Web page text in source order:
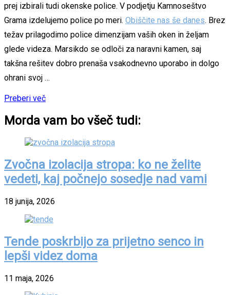
prej izbirali tudi okenske police. V podjetju Kamnoseštvo
Grama izdelujemo police po meri. Obiščite nas še danes. Brez
težav prilagodimo police dimenzijam vaših oken in željam
glede videza. Marsikdo se odloči za naravni kamen, saj
takšna rešitev dobro prenaša vsakodnevno uporabo in dolgo
ohrani svoj …
Preberi več
Morda vam bo všeč tudi:
Zvočna izolacija stropa: ko ne želite
vedeti, kaj počnejo sosedje nad vami
18 junija, 2026
Tende poskrbijo za prijetno senco in
lepši videz doma
11 maja, 2026